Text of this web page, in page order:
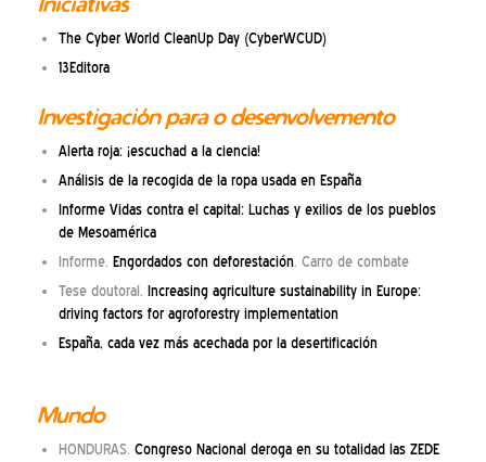
The Cyber World CleanUp Day (CyberWCUD)
13Editora
Investigación para o desenvolvemento
Alerta roja: ¡escuchad a la ciencia!
Análisis de la recogida de la ropa usada en España
Informe Vidas contra el capital: Luchas y exilios de los pueblos
de Mesoamérica
Informe. Engordados con deforestación. Carro de combate
Tese doutoral. Increasing agriculture sustainability in Europe:
driving factors for agroforestry implementation
España, cada vez más acechada por la desertificación
Mundo
HONDURAS. Congreso Nacional deroga en su totalidad las ZEDE